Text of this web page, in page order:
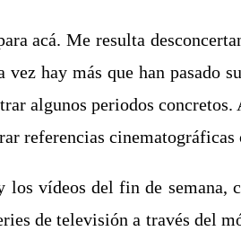
acá. Me resulta
hay más que han
algunos periodos concretos.
referencias
los vídeos del fin de semana,
de televisión a través del